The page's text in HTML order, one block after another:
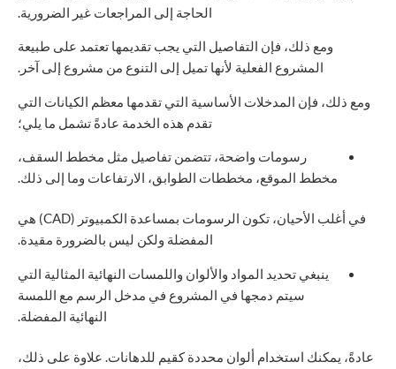
الحاجة إلى المراجعات غير الضرورية.
ومع ذلك، فإن التفاصيل التي يجب تقديمها تعتمد على طبيعة
المشروع الفعلية لأنها تميل إلى التنوع من مشروع إلى آخر.
ومع ذلك، فإن المدخلات الأساسية التي تقدمها معظم الكيانات التي
تقدم هذه الخدمة عادةً تشمل ما يلي؛
رسومات واضحة، تتضمن تفاصيل مثل مخطط السقف،
مخطط الموقع، مخططات الطوابق، الارتفاعات وما إلى ذلك.
في أغلب الأحيان، تكون الرسومات بمساعدة الكمبيوتر (CAD) هي
المفضلة ولكن ليس بالضرورة مقيدة.
ينبغي تحديد المواد والألوان واللمسات النهائية المثالية التي
سيتم دمجها في المشروع في مدخل الرسم مع اللمسة
النهائية المفضلة.
عادةً، يمكنك استخدام ألوان محددة كقيم للدهانات. علاوة على ذلك،